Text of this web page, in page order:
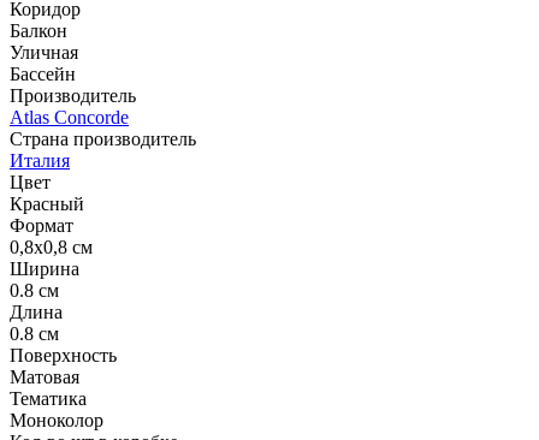
Коридор
Балкон
Уличная
Бассейн
Производитель
Atlas Concorde
Страна производитель
Италия
Цвет
Красный
Формат
0,8x0,8 см
Ширина
0.8 см
Длина
0.8 см
Поверхность
Матовая
Тематика
Моноколор